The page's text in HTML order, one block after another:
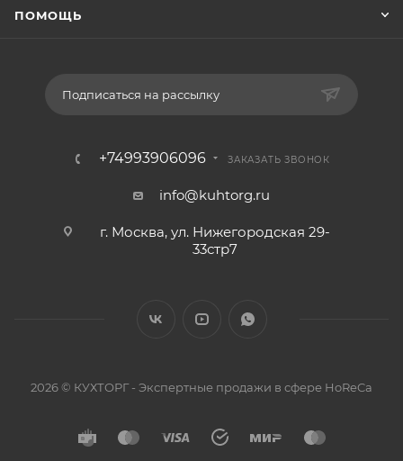
ПОМОЩЬ
Подписаться на рассылку
+74993906096 ЗАКАЗАТЬ ЗВОНОК
info@kuhtorg.ru
г. Москва, ул. Нижегородская 29-
33стр7
2026 © КУХТОРГ - Экспертные продажи в сфере HoReCa